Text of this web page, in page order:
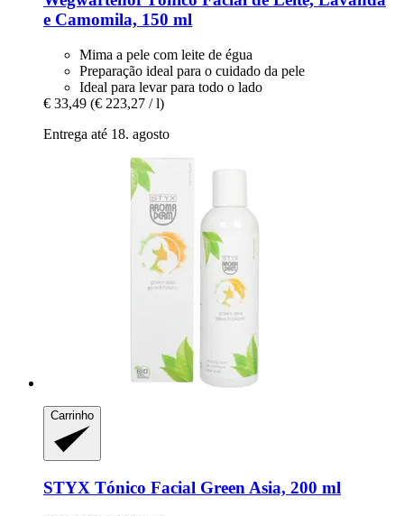
e Camomila, 150 ml
Mima a pele com leite de égua
Preparação ideal para o cuidado da pele
Ideal para levar para todo o lado
€ 33,49 (€ 223,27 / l)
Entrega até 18. agosto
Carrinho
STYX Tónico Facial Green Asia, 200 ml